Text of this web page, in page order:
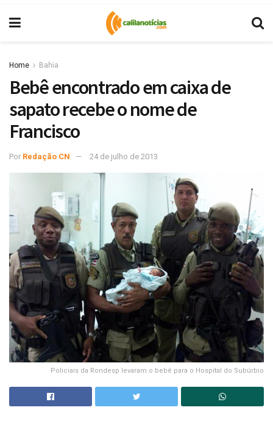
Home Bahia
Bebê encontrado em caixa de
sapato recebe o nome de
Francisco
Por Redação CN 24 de julho de 2013
Policiais da Rondesp levaram o bebê para o Hospital do Subúrbio